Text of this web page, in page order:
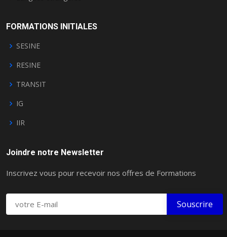
FORMATIONS INITIALES
SESINE
RESINE
TRANSIT
IG
IIR
Joindre notre Newsletter
Inscrivez vous pour recevoir nos offres de Formations